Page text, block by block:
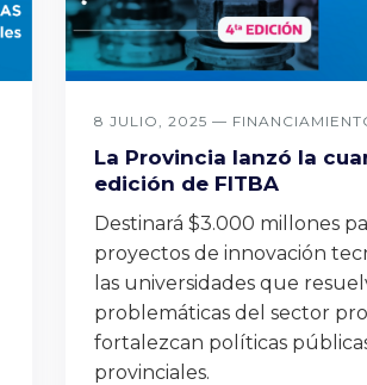
8 JULIO, 2025 —
La Provincia lanzó la
edición de FITBA
Destinará $3.000 millones
proyectos de innovación
las universidades que
problemáticas del sector
fortalezcan políticas
provinciales.